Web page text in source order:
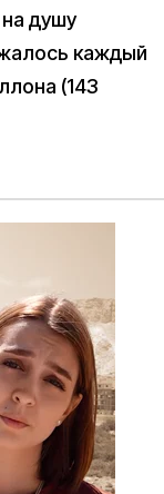
душу
каждый
(143